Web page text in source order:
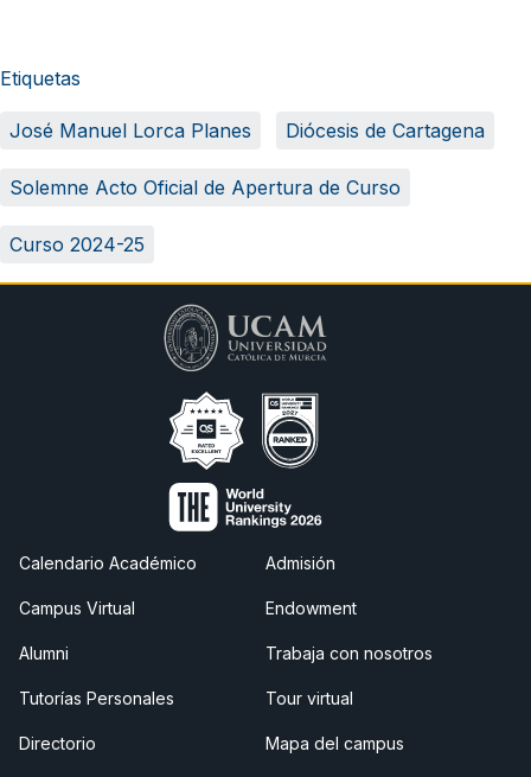
Etiquetas
José Manuel Lorca Planes Diócesis de Cartagena
Solemne Acto Oficial de Apertura de Curso
Curso 2024-25
Calendario Académico
Campus Virtual
Alumni
Tutorías Personales
Directorio
Admisión
Endowment
Trabaja con nosotros
Tour virtual
Mapa del campus